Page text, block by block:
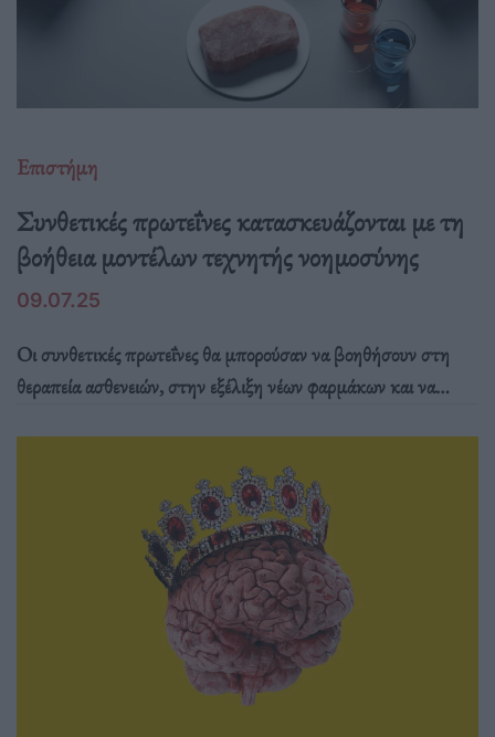
Επιστήμη
Συνθετικές πρωτεΐνες κατασκευάζονται με τη
βοήθεια μοντέλων τεχνητής νοημοσύνης
09.07.25
Οι συνθετικές πρωτεΐνες θα μπορούσαν να βοηθήσουν στη
θεραπεία ασθενειών, στην εξέλιξη νέων φαρμάκων και να